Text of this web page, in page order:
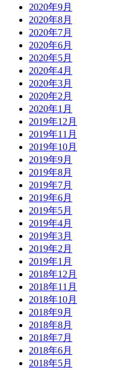
2020年9月
2020年8月
2020年7月
2020年6月
2020年5月
2020年4月
2020年3月
2020年2月
2020年1月
2019年12月
2019年11月
2019年10月
2019年9月
2019年8月
2019年7月
2019年6月
2019年5月
2019年4月
2019年3月
2019年2月
2019年1月
2018年12月
2018年11月
2018年10月
2018年9月
2018年8月
2018年7月
2018年6月
2018年5月